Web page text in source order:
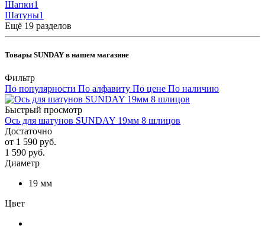
Шапки1
Шатуны1
Ещё 19 разделов
Товары SUNDAY в нашем магазине
Фильтр
По популярности По алфавиту По цене По наличию
Быстрый просмотр
Ось для шатунов SUNDAY 19мм 8 шлицов
Достаточно
от 1 590 руб.
1 590 руб.
Диаметр
19 мм
Цвет